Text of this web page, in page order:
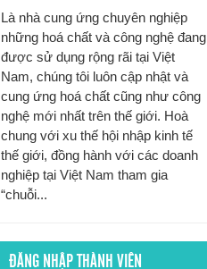
Là nhà cung ứng chuyên nghiệp
những hoá chất và công nghệ đang
được sử dụng rộng rãi tại Việt
Nam, chúng tôi luôn cập nhật và
cung ứng hoá chất cũng như công
nghệ mới nhất trên thế giới. Hoà
chung với xu thế hội nhập kinh tế
thế giới, đồng hành với các doanh
nghiệp tại Việt Nam tham gia
“chuỗi...
ĐĂNG NHẬP THÀNH VIÊN